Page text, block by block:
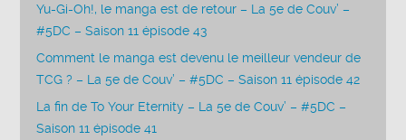
Yu-Gi-Oh!, le manga est de retour – La 5e de Couv’ –
#5DC – Saison 11 épisode 43
Comment le manga est devenu le meilleur vendeur de
TCG ? – La 5e de Couv’ – #5DC – Saison 11 épisode 42
La fin de To Your Eternity – La 5e de Couv’ – #5DC –
Saison 11 épisode 41